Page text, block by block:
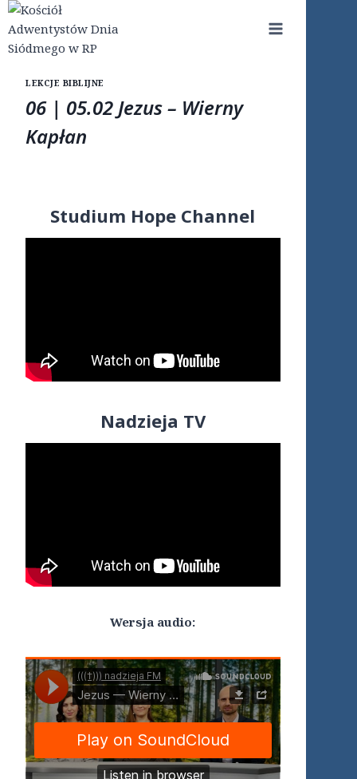
Przejdź
do
treści
LEKCJE BIBLIJNE
06 | 05.02 Jezus – Wierny
Kapłan
Studium Hope Channel
Nadzieja TV
Wersja audio: